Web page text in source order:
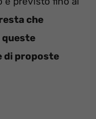
che
queste
di proposte